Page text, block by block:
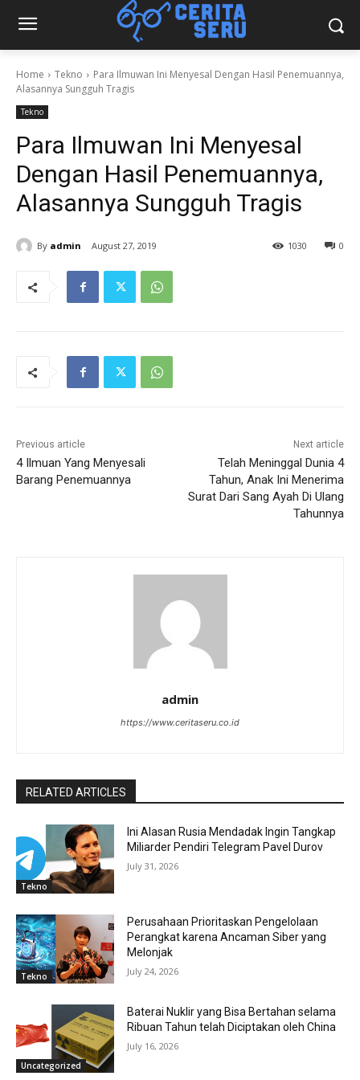
Home Tekno
Para Ilmuwan Ini Menyesal Dengan Hasil Penemuannya,
Alasannya Sungguh Tragis
Tekno
Para Ilmuwan Ini Menyesal
Dengan Hasil Penemuannya,
Alasannya Sungguh Tragis
By admin August 27, 2019 0
1030
Previous article
4 Ilmuan Yang Menyesali
Barang Penemuannya
Next article
Telah Meninggal Dunia 4
Tahun, Anak Ini Menerima
Surat Dari Sang Ayah Di Ulang
Tahunnya
admin
https://www.ceritaseru.co.id
RELATED ARTICLES
Tekno
Ini Alasan Rusia Mendadak Ingin Tangkap
Miliarder Pendiri Telegram Pavel Durov
July 31, 2026
Tekno
Perusahaan Prioritaskan Pengelolaan
Perangkat karena Ancaman Siber yang
Melonjak
July 24, 2026
Uncategorized
Baterai Nuklir yang Bisa Bertahan selama
Ribuan Tahun telah Diciptakan oleh China
July 16, 2026